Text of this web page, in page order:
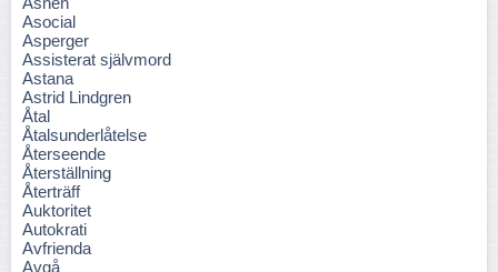
Asocial
Asperger
Assisterat självmord
Astana
Astrid Lindgren
Åtal
Åtalsunderlåtelse
Återseende
Återställning
Återträff
Auktoritet
Autokrati
Avfrienda
Avgå